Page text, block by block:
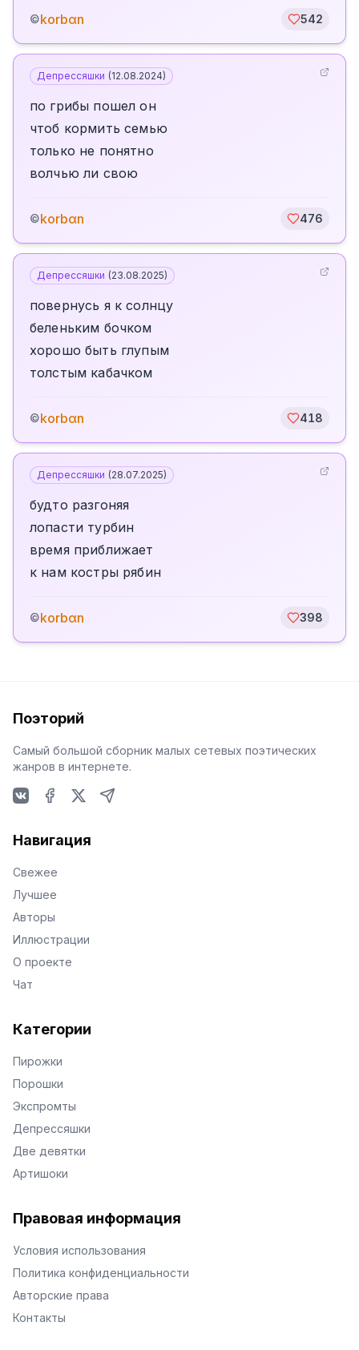
©korbαn 542
Депрессяшки (12.08.2024)
по грибы пошел он
чтоб кормить семью
только не понятно
волчью ли свою
©korbαn 476
Депрессяшки (23.08.2025)
повернусь я к солнцу
беленьким бочком
хорошо быть глупым
толстым кабачком
©korbαn 418
Депрессяшки (28.07.2025)
будто разгоняя
лопасти турбин
время приближает
к нам костры рябин
©korbαn 398
Поэторий
Самый большой сборник малых сетевых поэтических
жанров в интернете.
Навигация
Свежее
Лучшее
Авторы
Иллюстрации
О проекте
Чат
Категории
Пирожки
Порошки
Экспромты
Депрессяшки
Две девятки
Артишоки
Правовая информация
Условия использования
Политика конфиденциальности
Авторские права
Контакты